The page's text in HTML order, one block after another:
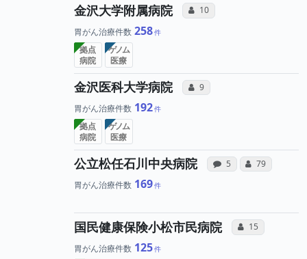
金沢大学附属病院 コミュニケーション・タイプ
10 所属医師へのコミ
胃がん治療件数 258
拠点
病院
ゲノム
医療
金沢医科大学病院 コミュニケーション・タイプ
9 所属医師へのコミ
胃がん治療件数 192
拠点
病院
ゲノム
医療
公立松任石川中央病院 感想投稿（合算）
5 病院への声と
コミュニケー
79 所属
胃がん治療件数 169
国民健康保険小松市民病院 コミュニケーシ
15 所属医
胃がん治療件数 125